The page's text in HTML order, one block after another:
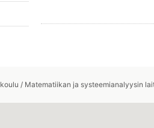
/ Matematiikan ja systeemianalyysin